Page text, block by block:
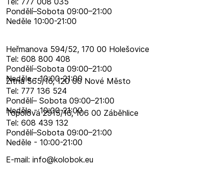
Pondělí–​Sobota 09:00–​21:00
Neděle 10:00-21:00
Heřmanova 594/52, 170 00 Holešovice
Tel: 608 800 408
Pondělí–​Sobota 09:00–​21:00
Neděle - 10:00-21:00
Žitná 565/16, 120 00 Nové Město
Tel: 777 136 524
Pondělí– Sobota 09:00–21:00
Neděle - 10:00-21:00
Topolová 2915/16, 106 00 Záběhlice
Tel: 608 439 132
Pondělí–​Sobota 09:00–​21:00
Neděle - 10:00-21:00
E-mail: info@kolobok.eu